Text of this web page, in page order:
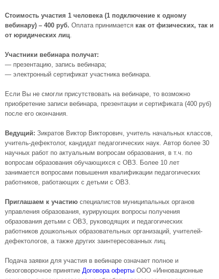
Стоимость участия 1 человека (1 подключение к одному
вебинару) – 400 руб. Оплата принимается как от физических, так и
от юридических лиц.
Участники вебинара получат:
— презентацию, запись вебинара;
— электронный сертификат участника вебинара.
Если Вы не смогли присутствовать на вебинаре, то возможно
приобретение записи вебинара, презентации и сертификата (400 руб)
после его окончания.
Ведущий: Зикратов Виктор Викторович, учитель начальных классов,
учитель-дефектолог, кандидат педагогических наук. Автор более 30
научных работ по актуальным вопросам образования, в т.ч. по
вопросам образования обучающихся с ОВЗ. Более 10 лет
занимается вопросами повышения квалификации педагогических
работников, работающих с детьми с ОВЗ.
Приглашаем к участию специалистов муниципальных органов
управления образования, курирующих вопросы получения
образования детьми с ОВЗ, руководящих и педагогических
работников дошкольных образовательных организаций, учителей-
дефектологов, а также других заинтересованных лиц.
Подача заявки для участия в вебинаре означает полное и
безоговорочное принятие Договора оферты ООО «Инновационные